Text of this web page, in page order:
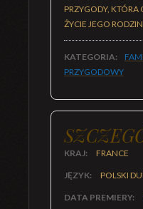
PRZYGODY, KTÓRA
ŻYCIE JEGO
KATEGORIA:
PRZYGODOWY
KRAJ: FRANCE
JĘZYK: POLSKI
DATA PREMIERY: